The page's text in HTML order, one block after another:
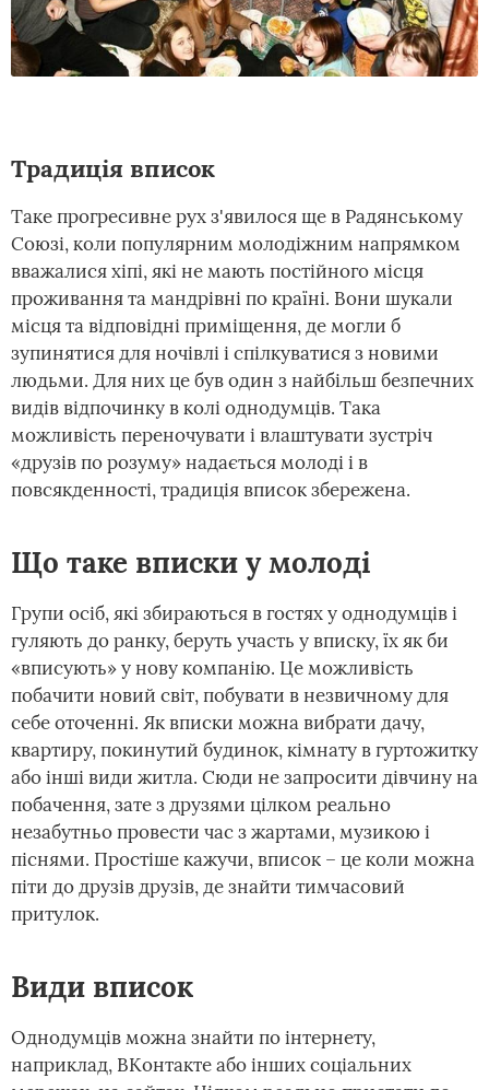
Традиція вписок
Таке прогресивне рух з'явилося ще в Радянському
Союзі, коли популярним молодіжним напрямком
вважалися хіпі, які не мають постійного місця
проживання та мандрівні по країні. Вони шукали
місця та відповідні приміщення, де могли б
зупинятися для ночівлі і спілкуватися з новими
людьми. Для них це був один з найбільш безпечних
видів відпочинку в колі однодумців. Така
можливість переночувати і влаштувати зустріч
«друзів по розуму» надається молоді і в
повсякденності, традиція вписок збережена.
Що таке вписки у молоді
Групи осіб, які збираються в гостях у однодумців і
гуляють до ранку, беруть участь у вписку, їх як би
«вписують» у нову компанію. Це можливість
побачити новий світ, побувати в незвичному для
себе оточенні. Як вписки можна вибрати дачу,
квартиру, покинутий будинок, кімнату в гуртожитку
або інші види житла. Сюди не запросити дівчину на
побачення, зате з друзями цілком реально
незабутньо провести час з жартами, музикою і
піснями. Простіше кажучи, вписок – це коли можна
піти до друзів друзів, де знайти тимчасовий
притулок.
Види вписок
Однодумців можна знайти по інтернету,
наприклад, ВКонтакте або інших соціальних